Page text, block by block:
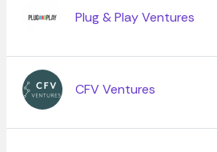
Plug & Play Ventures
CFV Ventures